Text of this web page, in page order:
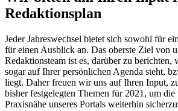
Redaktionsplan
Jeder Jahreswechsel bietet sich sowohl für
für einen Ausblick an. Das oberste Ziel von
Redaktionsteam ist es, darüber zu berichten,
sogar auf Ihrer persönlichen Agenda steht,
liegt. Daher freuen wir uns auf Ihren Input,
bisher festgelegten Themen für 2021, um
Praxisnähe unseres Portals weiterhin